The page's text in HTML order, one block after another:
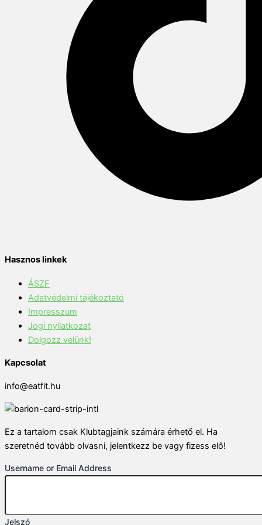
Hasznos linkek
ÁSZF
Adatvédelmi tájékoztató
Impresszum
Jogi nyilatkozat
Dolgozz velünk!
Kapcsolat
info@eatfit.hu
Ez a tartalom csak Klubtagjaink számára érhető el. Ha
szeretnéd tovább olvasni, jelentkezz be vagy fizess elő!
Username or Email Address
Jelszó